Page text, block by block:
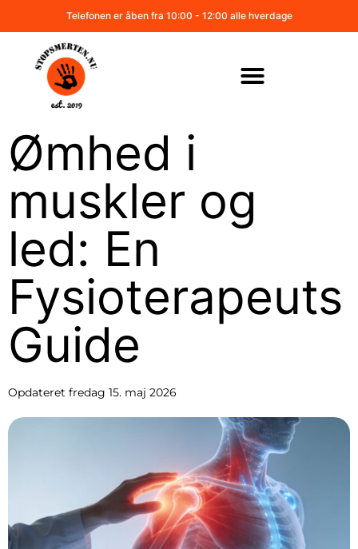
Telefonen er åben fra 10:00 - 12:00 alle hverdage
Ømhed i
muskler og
led: En
Fysioterapeuts
Guide
Opdateret fredag 15. maj 2026